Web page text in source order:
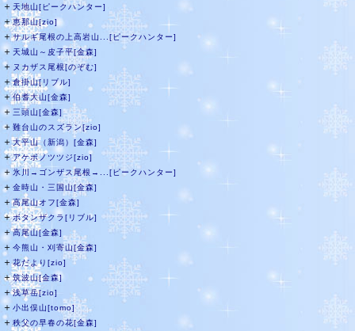
＋ 天地山[ピークハンター]
＋恵那山[zio]
＋サルギ尾根の上高岩山...[ピークハンター]
＋ 天城山～皮子平[金森]
＋ ヌカザス尾根[のぞむ]
＋倉掛山[リブル]
＋伯耆大山[金森]
＋ 三頭山[金森]
＋ 難台山のスズラン[zio]
＋大平山（新潟）[金森]
＋アケボノツツジ[zio]
＋ 氷川→ゴンザス尾根→...[ピークハンター]
＋ 金時山・三国山[金森]
＋高尾山オフ[金森]
＋ボタンザクラ[リブル]
＋高尾山[金森]
＋ 今熊山・刈寄山[金森]
＋花だより[zio]
＋筑波山[金森]
＋浅草岳[zio]
＋ 小出俣山[tomo]
＋ 秩父の早春の花[金森]